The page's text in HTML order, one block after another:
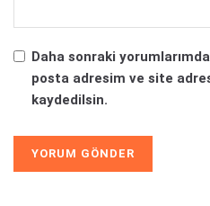
Daha sonraki
posta adresim ve site
kaydedilsin.